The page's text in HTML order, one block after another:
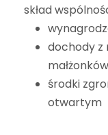
skład
dochody z
małżonków
środki
otwartym